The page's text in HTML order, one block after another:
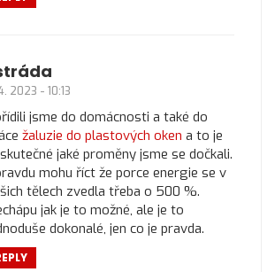
2023 - 10:13
jsme do domácnosti a také do
žaluzie do plastových oken a to je
jaké proměny jsme se dočkali.
mohu říct že porce energie se v
tělech zvedla třeba o 500 %.
jak je to možné, ale je to
dokonalé, jen co je pravda.